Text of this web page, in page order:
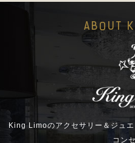
ABOUT
King Limoのアクセサリー＆ジュ
コン